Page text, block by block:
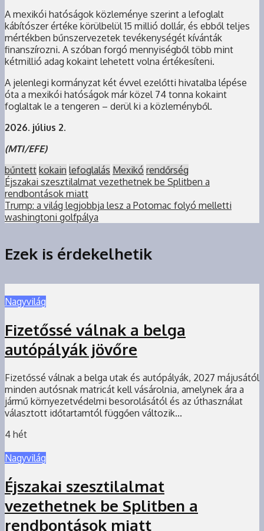
A mexikói hatóságok közleménye szerint a lefoglalt
kábítószer értéke körülbelül 15 millió dollár, és ebből teljes
mértékben bűnszervezetek tevékenységét kívánták
finanszírozni. A szóban forgó mennyiségből több mint
kétmillió adag kokaint lehetett volna értékesíteni.
A jelenlegi kormányzat két évvel ezelőtti hivatalba lépése
óta a mexikói hatóságok már közel 74 tonna kokaint
foglaltak le a tengeren – derül ki a közleményből.
2026. július 2.
(MTI/EFE)
bűntett kokain lefoglalás Mexikó rendőrség
Éjszakai szesztilalmat vezethetnek be Splitben a
rendbontások miatt
Trump: a világ legjobbja lesz a Potomac folyó melletti
washingtoni golfpálya
Ezek is érdekelhetik
Nagyvilág
Fizetőssé válnak a belga
autópályák jövőre
Fizetőssé válnak a belga utak és autópályák, 2027 májusától
minden autósnak matricát kell vásárolnia, amelynek ára a
jármű környezetvédelmi besorolásától és az úthasználat
választott időtartamtól függően változik...
4 hét
Nagyvilág
Éjszakai szesztilalmat
vezethetnek be Splitben a
rendbontások miatt